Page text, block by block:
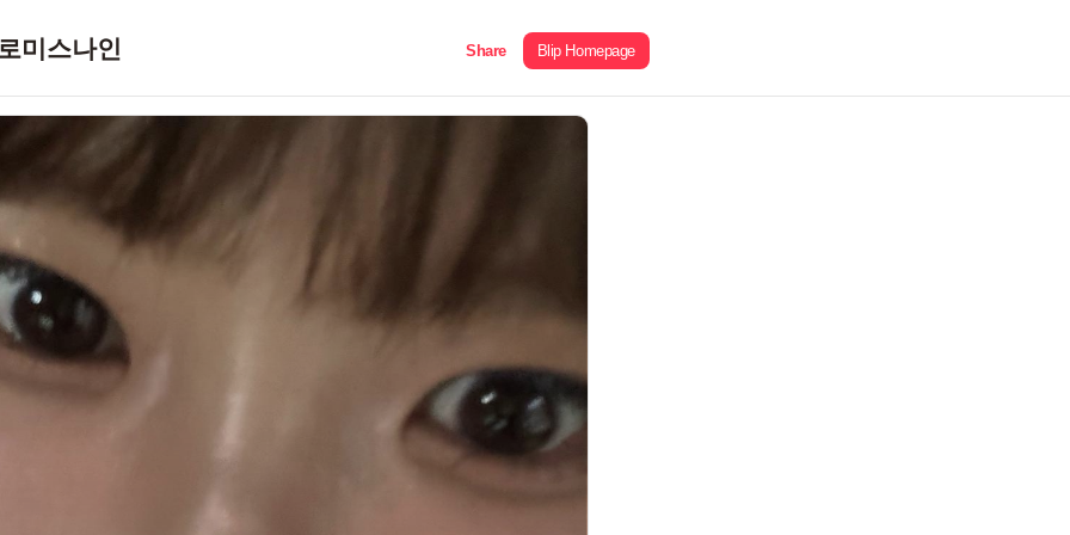
미스나인 Share Blip Homepage